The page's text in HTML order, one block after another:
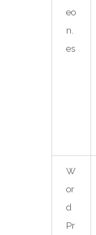
eo
n.
es
W
or
d
Pr